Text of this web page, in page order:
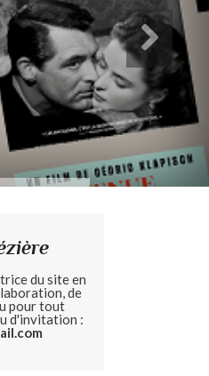
du site en
de
pour tout
d'invitation :